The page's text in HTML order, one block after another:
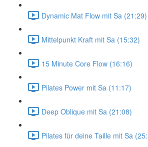
Dynamic Mat Flow mit Sa (21:29)
Mittelpunkt Kraft mit Sa (15:32)
15 Minute Core Flow (16:16)
Pilates Power mit Sa (11:17)
Deep Oblique mit Sa (21:08)
Pilates für deine Taille mit Sa